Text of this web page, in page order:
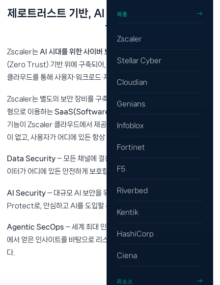
제품
Zscaler
Stellar Cyber
Cloudian
Genians
Infoblox
Fortinet
F5
Riverbed
Kentik
HashiCorp
Ciena
리소스
제로트러스트 기반, AI 시대의 사이버 보안 플랫
폼
Zscaler는AI 시대를 위한 사이버 보안 플랫폼
(Zero Trust) 기반 위에 구축되어, 세계 최대 규모의 인라인(inline) 보안
클라우드를 통해 사용자·워크로드·지사·디바이스를 보호합니다.
Zscaler는 별도의 보안 장비를 구축·운영할 필요 없이 클라우드에서 구독
형으로 이용하는SaaS(Software as a Service)
기능이 Zscaler 클라우드에서 제공되므로 하드웨어 도입·증설·패치 부담
이 없고, 사용자가 어디에 있든 항상 최신 보안 정책을 적용받습니다.
Data Security— 모든 채널에 걸친 포괄적인 가시성과 제어를 통해, 데
이터가 어디에 있든 안전하게 보호합니다.
AI Security— 대규모 AI 보안을 위한 통합 솔루션 Zscaler AI
Protect로, 안심하고 AI를 도입할 수 있습니다.
Agentic SecOps— 세계 최대 인라인 보안 클라우드와 서드파티 소스
에서 얻은 인사이트를 바탕으로 리스크를 평가하고, 침해를 탐지·차단합니
다.